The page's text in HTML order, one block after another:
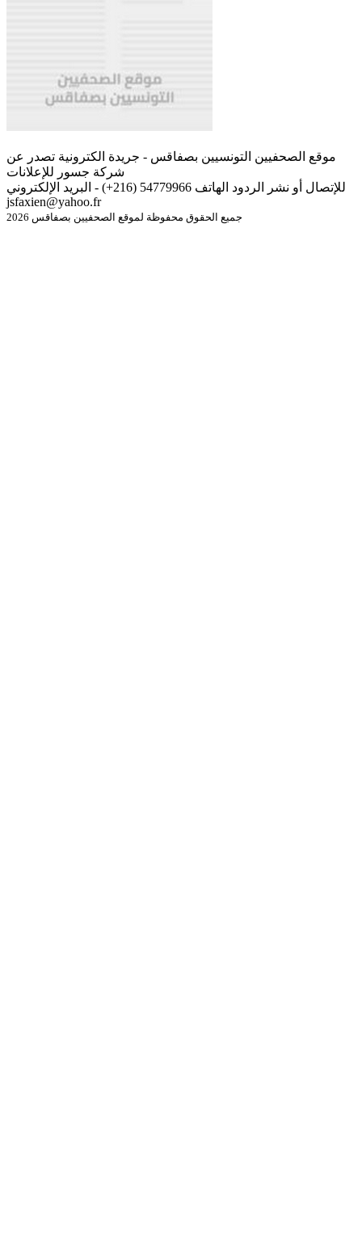
موقع الصحفيين التونسيين بصفاقس - جريدة الكترونية تصدر عن
شركة جسور للإعلانات
للإتصال أو نشر الردود الهاتف 54779966 (216+) - البريد الإلكتروني
jsfaxien@yahoo.fr
جميع الحقوق محفوظة لموقع الصحفيين بصفاقس 2026